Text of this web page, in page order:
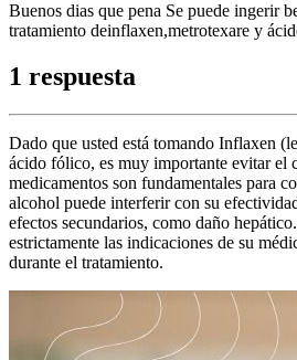
Buenos dias que pena Se puede ingerir
tratamiento deinflaxen,metrotexare y
1 respuesta
Dado que usted está tomando Inflaxen
ácido fólico, es muy importante evitar el
medicamentos son fundamentales para
alcohol puede interferir con su
efectos secundarios, como daño
estrictamente las indicaciones de su
durante el tratamiento.